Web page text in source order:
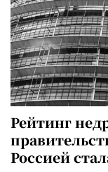
Рейтинг
Россией